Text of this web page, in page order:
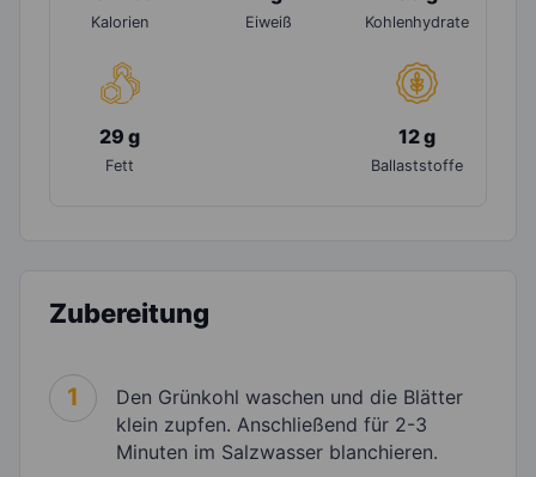
Kalorien Eiweiß Kohlenhydrate
29 g
Fett
12 g
Ballaststoffe
Zubereitung
1
Den Grünkohl waschen und die Blätter
klein zupfen. Anschließend für 2-3
Minuten im Salzwasser blanchieren.